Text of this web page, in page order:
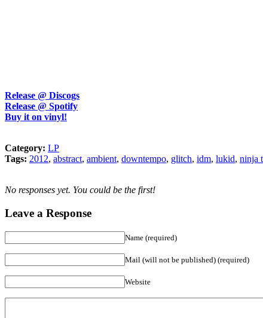
Release @ Discogs
Release @ Spotify
Buy it on vinyl!
Category: LP
Tags: 2012, abstract, ambient, downtempo, glitch, idm, lukid, ninja
No responses yet. You could be the first!
Leave a Response
Name (required)
Mail (will not be published) (required)
Website